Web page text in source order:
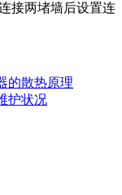
接两堵墙后设置连
的散热原理
护状况